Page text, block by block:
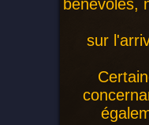
bénévoles,
sur